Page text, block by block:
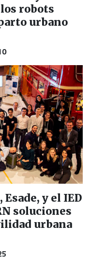
robots
urbano
y el IED
soluciones
urbana